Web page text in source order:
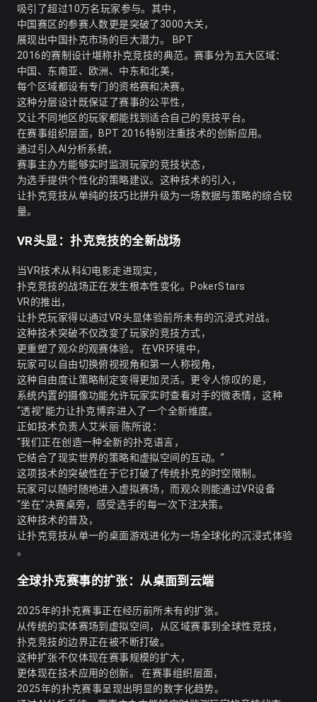
吸引了超过10万名玩家参与。其中，
中国赛区的参赛人数更是突破了3000大关，
展现出中国扑克市场的巨大潜力。 BPT
2016的赛制设计堪称扑克竞技的典范。赛事分为五大区域：
中国、东南亚、欧洲、中东和北美，
每个区域都设有专门的资格赛和决赛。
这种分层设计既保证了赛事的公平性，
又让不同地区的玩家都能找到适合自己的竞技平台。
在赛事组织层面，BPT 2016特别注重技术的创新应用。
通过引入AI分析系统，
赛事主办方能够实时监测玩家的竞技状态，
为选手提供个性化的策略建议。这种技术的引入，
让扑克竞技从单纯的技巧比拼升级为一场数据与策略的综合较
量。
VR头显：扑克竞技的全新战场
当VR技术从科幻电影走进现实，
扑克竞技的战场正在发生根本性变化。PokerStars
VR的推出，
让扑克玩家得以通过VR头显体验前所未有的沉浸式对战。
这种技术突破不仅改变了玩家的竞技方式，
更重塑了观众的观赛体验。 在VR环境中，
玩家可以自由切换俯视视角和第一人称视角，
这种自由度让策略制定变得更加灵活。更令人惊叹的是，
系统内置的摄像功能允许玩家实时查看对手的微表情，这种
“透视”能力让扑克博弈进入了一个全新维度。
正如技术负责人艾米丽·陈所说：
“我们正在创造一种全新的扑克语言，
它结合了现实世界的策略和虚拟空间的互动。”
这项技术的突破性在于它打破了传统扑克的时空限制。
玩家可以随时随地进入虚拟赛场，而观众则能通过VR设备
“坐在”决赛桌旁，感受选手的每一次下注决策。
这种技术的普及，
让扑克竞技从单一的桌面游戏进化为一场全球化的沉浸式体验
。
全球扑克赛事的扩张：从桌面到云端
2025年的扑克赛事正在经历前所未有的扩张。
从传统的实体赛场到虚拟空间，从区域赛事到全球性竞技，
扑克竞技的边界正在被不断打破。
这种扩张不仅体现在赛事规模的扩大，
更体现在技术应用的创新。 在赛事组织层面，
2025年的扑克赛事呈现出明显的数字化趋势。